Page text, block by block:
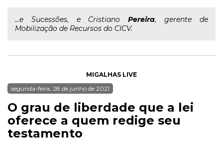
...e Sucessões, e CristianoPereira, gerente de
Mobilização de Recursos do CICV.
MIGALHAS LIVE
segunda-feira, 28 de junho de 2021
O grau de liberdade que a lei
oferece a quem redige seu
testamento